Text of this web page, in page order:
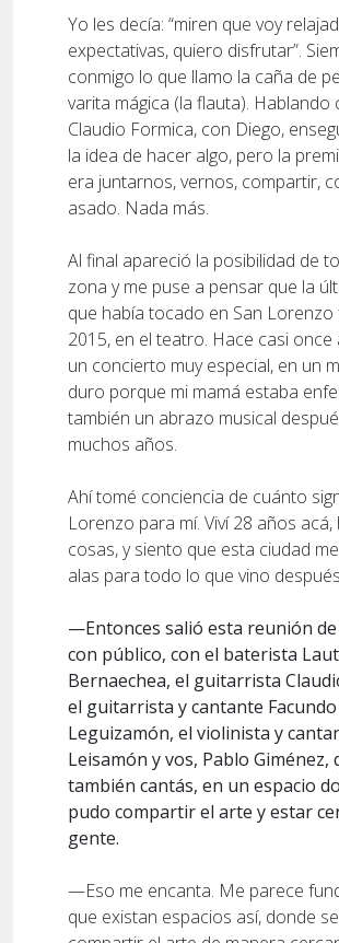
Yo les decía: “miren que voy
expectativas, quiero disfrutar”.
conmigo lo que llamo la caña de
varita mágica (la flauta). Hablando
Claudio Formica, con Diego,
la idea de hacer algo, pero la
era juntarnos, vernos, compartir,
asado. Nada más.
Al final apareció la posibilidad de
zona y me puse a pensar que la
que había tocado en San Lorenzo
2015, en el teatro. Hace casi once
un concierto muy especial, en un
duro porque mi mamá estaba
también un abrazo musical
muchos años.
Ahí tomé conciencia de cuánto
Lorenzo para mí. Viví 28 años
cosas, y siento que esta ciudad
alas para todo lo que vino
—Entonces salió esta reunión
con público, con el baterista
Bernaechea, el guitarrista
el guitarrista y cantante Facundo
Leguizamón, el violinista y
Leisamón y vos, Pablo Giménez,
también cantás, en un espacio
pudo compartir el arte y estar
gente.
—Eso me encanta. Me parece
que existan espacios así, donde